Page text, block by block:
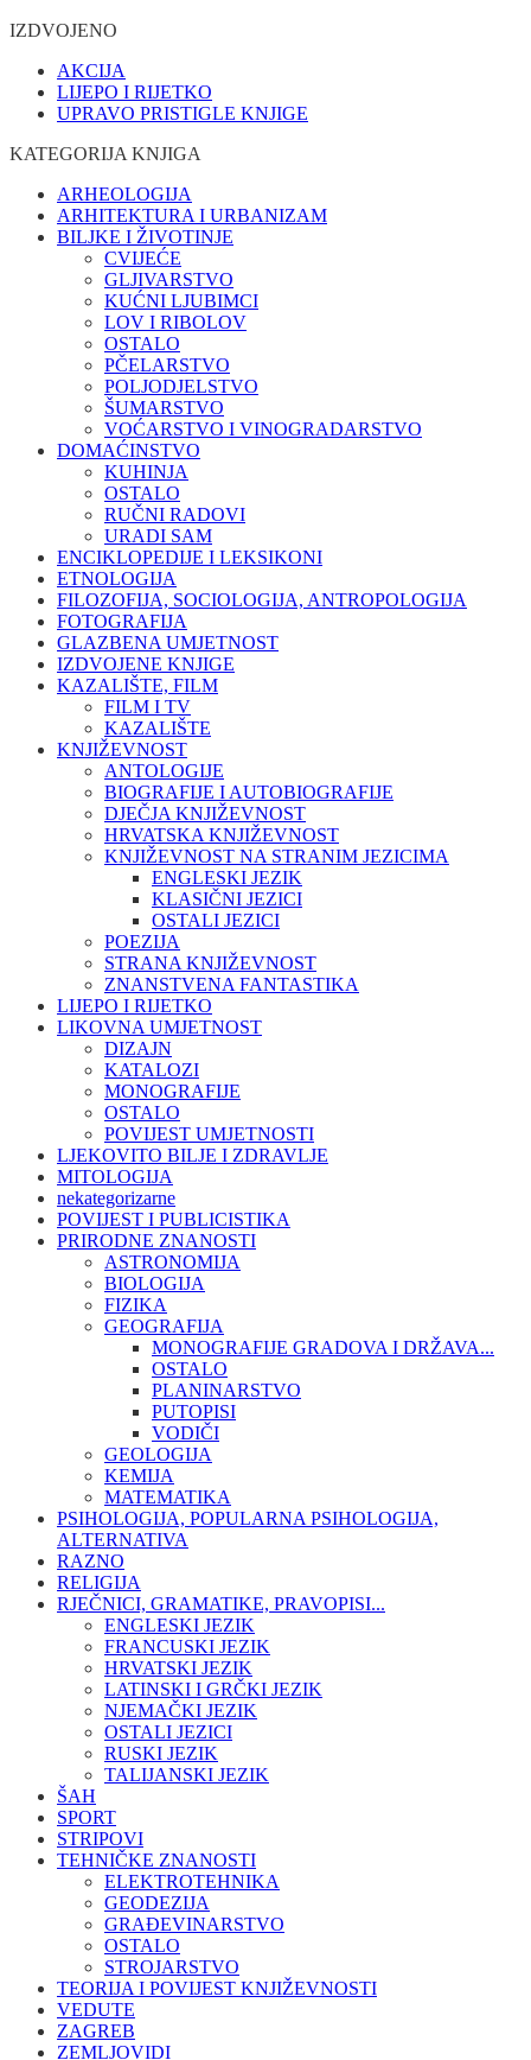
IZDVOJENO
AKCIJA
LIJEPO I RIJETKO
UPRAVO PRISTIGLE KNJIGE
KATEGORIJA KNJIGA
ARHEOLOGIJA
ARHITEKTURA I URBANIZAM
BILJKE I ŽIVOTINJE
CVIJEĆE
GLJIVARSTVO
KUĆNI LJUBIMCI
LOV I RIBOLOV
OSTALO
PČELARSTVO
POLJODJELSTVO
ŠUMARSTVO
VOĆARSTVO I VINOGRADARSTVO
DOMAĆINSTVO
KUHINJA
OSTALO
RUČNI RADOVI
URADI SAM
ENCIKLOPEDIJE I LEKSIKONI
ETNOLOGIJA
FILOZOFIJA, SOCIOLOGIJA, ANTROPOLOGIJA
FOTOGRAFIJA
GLAZBENA UMJETNOST
IZDVOJENE KNJIGE
KAZALIŠTE, FILM
FILM I TV
KAZALIŠTE
KNJIŽEVNOST
ANTOLOGIJE
BIOGRAFIJE I AUTOBIOGRAFIJE
DJEČJA KNJIŽEVNOST
HRVATSKA KNJIŽEVNOST
KNJIŽEVNOST NA STRANIM JEZICIMA
ENGLESKI JEZIK
KLASIČNI JEZICI
OSTALI JEZICI
POEZIJA
STRANA KNJIŽEVNOST
ZNANSTVENA FANTASTIKA
LIJEPO I RIJETKO
LIKOVNA UMJETNOST
DIZAJN
KATALOZI
MONOGRAFIJE
OSTALO
POVIJEST UMJETNOSTI
LJEKOVITO BILJE I ZDRAVLJE
MITOLOGIJA
nekategorizarne
POVIJEST I PUBLICISTIKA
PRIRODNE ZNANOSTI
ASTRONOMIJA
BIOLOGIJA
FIZIKA
GEOGRAFIJA
MONOGRAFIJE GRADOVA I DRŽAVA...
OSTALO
PLANINARSTVO
PUTOPISI
VODIČI
GEOLOGIJA
KEMIJA
MATEMATIKA
PSIHOLOGIJA, POPULARNA PSIHOLOGIJA,
ALTERNATIVA
RAZNO
RELIGIJA
RJEČNICI, GRAMATIKE, PRAVOPISI...
ENGLESKI JEZIK
FRANCUSKI JEZIK
HRVATSKI JEZIK
LATINSKI I GRČKI JEZIK
NJEMAČKI JEZIK
OSTALI JEZICI
RUSKI JEZIK
TALIJANSKI JEZIK
ŠAH
SPORT
STRIPOVI
TEHNIČKE ZNANOSTI
ELEKTROTEHNIKA
GEODEZIJA
GRAĐEVINARSTVO
OSTALO
STROJARSTVO
TEORIJA I POVIJEST KNJIŽEVNOSTI
VEDUTE
ZAGREB
ZEMLJOVIDI